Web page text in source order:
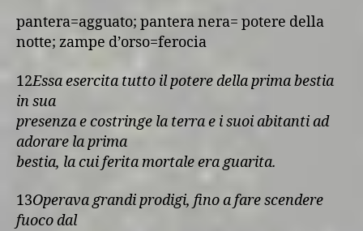
pantera=agguato; pantera nera= potere della
notte; zampe d’orso=ferocia
12Essa esercita tutto il potere della prima bestia
in sua
presenza e costringe la terra e i suoi abitanti ad
adorare la prima
bestia, la cui ferita mortale era guarita.
13Operava grandi prodigi, fino a fare scendere
fuoco dal